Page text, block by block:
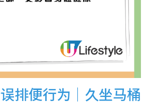
排便行为｜久坐马桶